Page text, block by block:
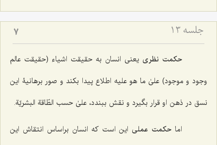
جلسه ۱۳ 7
حکمت نظری یعنی انسان به حقیقت اشیاء (حقیقت عالم
وجود و موجود) علیٰ ما هو علیه اطلاع پیدا بکند و صور برهانیۀ این
نسق در ذهن او قرار بگیرد و نقش ببندد، علیٰ حسب الطّاقة البشریّة.
اما حکمت عملی این است که انسان براساس انتقاش این